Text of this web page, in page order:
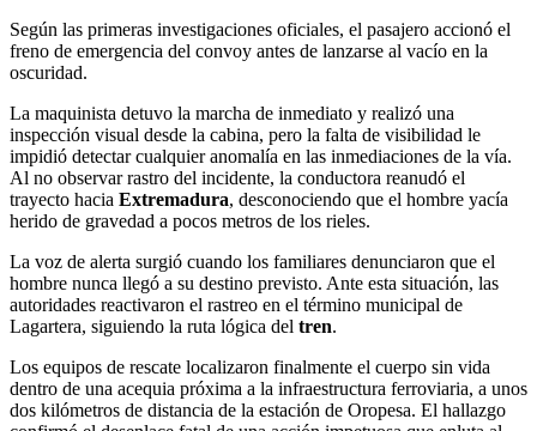
Según las primeras investigaciones oficiales, el pasajero accionó el
freno de emergencia del convoy antes de lanzarse al vacío en la
oscuridad.
La maquinista detuvo la marcha de inmediato y realizó una
inspección visual desde la cabina, pero la falta de visibilidad le
impidió detectar cualquier anomalía en las inmediaciones de la vía.
Al no observar rastro del incidente, la conductora reanudó el
trayecto hacia Extremadura, desconociendo que el hombre yacía
herido de gravedad a pocos metros de los rieles.
La voz de alerta surgió cuando los familiares denunciaron que el
hombre nunca llegó a su destino previsto. Ante esta situación, las
autoridades reactivaron el rastreo en el término municipal de
Lagartera, siguiendo la ruta lógica del tren.
Los equipos de rescate localizaron finalmente el cuerpo sin vida
dentro de una acequia próxima a la infraestructura ferroviaria, a unos
dos kilómetros de distancia de la estación de Oropesa. El hallazgo